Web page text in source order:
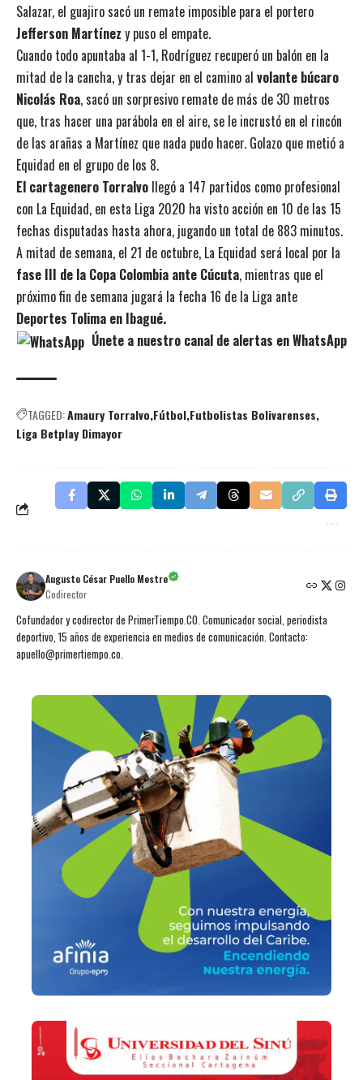
Salazar, el guajiro sacó un remate imposible para el portero
Jefferson Martínez y puso el empate.
Cuando todo apuntaba al 1-1, Rodríguez recuperó un balón en la
mitad de la cancha, y tras dejar en el camino al volante búcaro
Nicolás Roa, sacó un sorpresivo remate de más de 30 metros
que, tras hacer una parábola en el aire, se le incrustó en el rincón
de las arañas a Martínez que nada pudo hacer. Golazo que metió a
Equidad en el grupo de los 8.
El cartagenero Torralvo llegó a 147 partidos como profesional
con La Equidad, en esta Liga 2020 ha visto acción en 10 de las 15
fechas disputadas hasta ahora, jugando un total de 883 minutos.
A mitad de semana, el 21 de octubre, La Equidad será local por la
fase III de la Copa Colombia ante Cúcuta, mientras que el
próximo fin de semana jugará la fecha 16 de la Liga ante
Deportes Tolima en Ibagué.
Únete a nuestro canal de alertas en WhatsApp
TAGGED:Amaury Torralvo Fútbol Futbolistas Bolivarenses
Liga Betplay Dimayor
Augusto César Puello Mestre
Codirector
Cofundador y codirector de PrimerTiempo.CO. Comunicador social, periodista
deportivo, 15 años de experiencia en medios de comunicación. Contacto:
apuello@primertiempo.co.